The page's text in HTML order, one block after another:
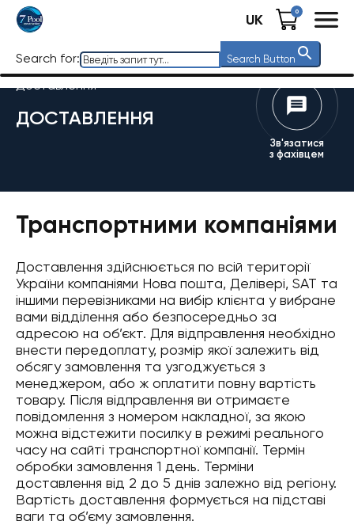
UK 0
Search for: Search Button
Доставлення
ДОСТАВЛЕННЯ
Зв'язатися
з фахівцем
Транспортними компаніями
Доставлення здійснюється по всій території
України компаніями Нова пошта, Делівері, SAT та
іншими перевізниками на вибір клієнта у вибране
вами відділення або безпосередньо за
адресою на об’єкт. Для відправлення необхідно
внести передоплату, розмір якої залежить від
обсягу замовлення та узгоджується з
менеджером, або ж оплатити повну вартість
товару. Після відправлення ви отримаєте
повідомлення з номером накладної, за якою
можна відстежити посилку в режимі реального
часу на сайті транспортної компанії. Термін
обробки замовлення 1 день. Терміни
доставлення від 2 до 5 днів залежно від регіону.
Вартість доставлення формується на підставі
ваги та об’єму замовлення.